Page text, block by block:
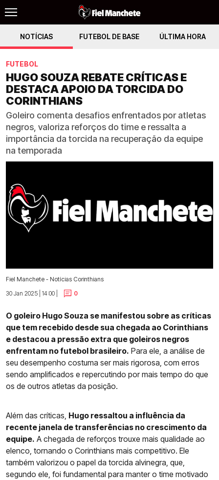
NOTÍCIAS FUTEBOL DE BASE ÚLTIMA HORA
FUTEBOL
HUGO SOUZA REBATE CRÍTICAS E
DESTACA APOIO DA TORCIDA DO
CORINTHIANS
Goleiro comenta desafios enfrentados por atletas
negros, valoriza reforços do time e ressalta a
importância da torcida na recuperação da equipe
na temporada
Fiel Manchete - Notícias Corinthians
30 Jan 2025 | 14:00 |
0
O goleiro Hugo Souza se manifestou sobre as críticas
que tem recebido desde sua chegada ao Corinthians
e destacou a pressão extra que goleiros negros
enfrentam no futebol brasileiro. Para ele, a análise de
seu desempenho costuma ser mais rigorosa, com erros
sendo amplificados e repercutindo por mais tempo do que
os de outros atletas da posição.
Além das críticas, Hugo ressaltou a influência da
recente janela de transferências no crescimento da
equipe. A chegada de reforços trouxe mais qualidade ao
elenco, tornando o Corinthians mais competitivo. Ele
também valorizou o papel da torcida alvinegra, que,
segundo ele, foi fundamental para manter o time motivado